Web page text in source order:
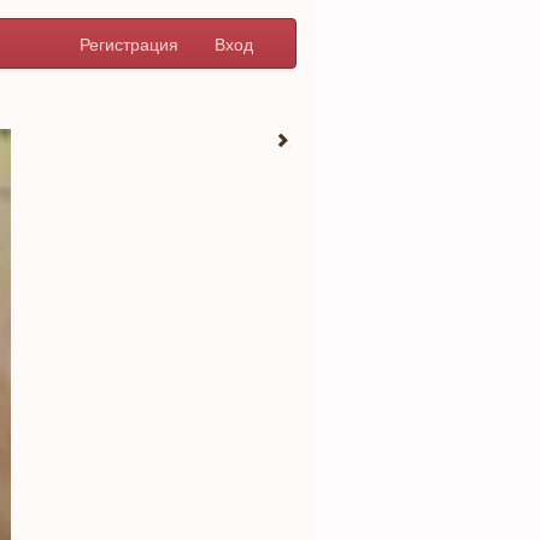
Регистрация Вход